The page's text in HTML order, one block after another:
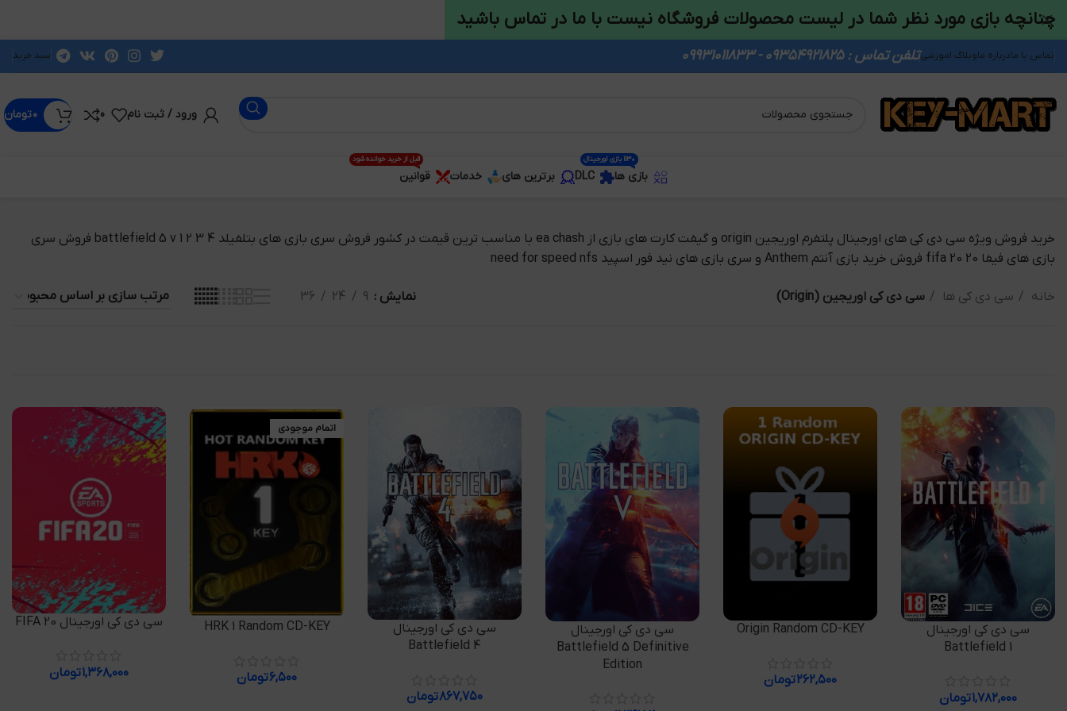
تماس با مادرباره ماوبلاگ اموزشیتلفن تماس : 09354921825 - 09931011833 سبد خرید
ورود / ثبت نام 0 ۰تومان
بازی ها
1130 بازی اورجینال
DLC برترین های خدمات قوانین
قبل از خرید خوانده شود
خرید فروش ویژه سی دی کی های اورجینال پلتفرم اوریجین origin و گیفت کارت های بازی از ea chash با مناسب ترین قیمت در کشور فروش سری بازی های بتلفیلد battlefield 5 v 1 2 3 4 فروش سری
بازی های فیفا 20 fifa 20 فروش خرید بازی آنتم Anthem و سری بازی های نید فور اسپید need for speed nfs
خانه سی دی کی ها سی دی کی اوریجین (Origin) نمایش 9
24
36
افزودن به سبد خرید
سی دی کی اورجینال
Battlefield 1
۱,۷۸۲,۰۰۰تومان
افزودن به سبد خرید
Origin Random CD-KEY
۲۶۲,۵۰۰تومان
افزودن به سبد خرید
سی دی کی اورجینال
Battlefield 5 Definitive
Edition
افزودن به سبد خرید
سی دی کی اورجینال
Battlefield 4
۸۶۷,۷۵۰تومان
اتمام موجودی
اطلاعات بیشتر
HRK 1 Random CD-KEY
۶,۵۰۰تومان
افزودن به سبد خرید
سی دی کی اورجینال FIFA 20
۱,۳۶۸,۰۰۰تومان
چنانچه بازی مورد نظر شما در لیست محصولات فروشگاه نیست با ما در تماس باشید